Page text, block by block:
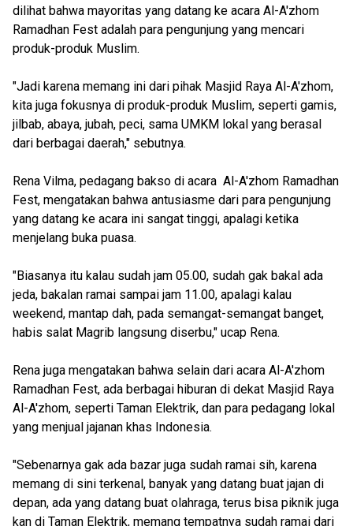
dilihat bahwa mayoritas yang datang ke acara Al-A'zhom
Ramadhan Fest adalah para pengunjung yang mencari
produk-produk Muslim.
"Jadi karena memang ini dari pihak Masjid Raya Al-A'zhom,
kita juga fokusnya di produk-produk Muslim, seperti gamis,
jilbab, abaya, jubah, peci, sama UMKM lokal yang berasal
dari berbagai daerah," sebutnya.
Rena Vilma, pedagang bakso di acara Al-A'zhom Ramadhan
Fest, mengatakan bahwa antusiasme dari para pengunjung
yang datang ke acara ini sangat tinggi, apalagi ketika
menjelang buka puasa.
"Biasanya itu kalau sudah jam 05.00, sudah gak bakal ada
jeda, bakalan ramai sampai jam 11.00, apalagi kalau
weekend, mantap dah, pada semangat-semangat banget,
habis salat Magrib langsung diserbu," ucap Rena.
Rena juga mengatakan bahwa selain dari acara Al-A'zhom
Ramadhan Fest, ada berbagai hiburan di dekat Masjid Raya
Al-A'zhom, seperti Taman Elektrik, dan para pedagang lokal
yang menjual jajanan khas Indonesia.
"Sebenarnya gak ada bazar juga sudah ramai sih, karena
memang di sini terkenal, banyak yang datang buat jajan di
depan, ada yang datang buat olahraga, terus bisa piknik juga
kan di Taman Elektrik, memang tempatnya sudah ramai dari